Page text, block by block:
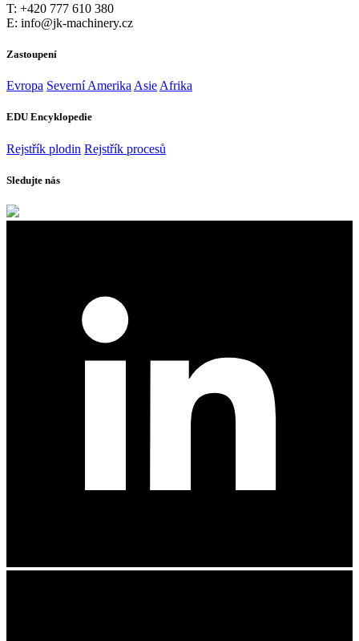
T: +420 777 610 380
E: info@jk-machinery.cz
Zastoupení
Evropa Severní Amerika Asie Afrika
EDU Encyklopedie
Rejstřík plodin Rejstřík procesů
Sledujte nás